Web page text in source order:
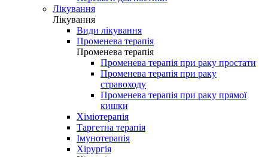
Лікування
Лікування
Види лікування
Променева терапія
Променева терапія
Променева терапія при раку простати
Променева терапія при раку
стравоходу
Променева терапія при раку прямої
кишки
Хіміотерапія
Таргетна терапія
Імунотерапія
Хірургія